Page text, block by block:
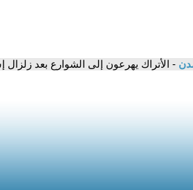
- الأتراك يهرعون إلى الشوارع بعد زلزال